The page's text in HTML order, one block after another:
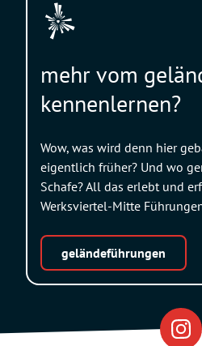
mehr vom
kennenlernen?
Wow, was wird denn hier
eigentlich früher? Und wo
Schafe? All das erlebt und
Werksviertel-Mitte
geländeführungen